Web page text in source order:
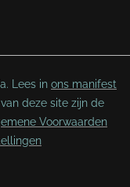
Lees in ons manifest
deze site zijn de
Voorwaarden